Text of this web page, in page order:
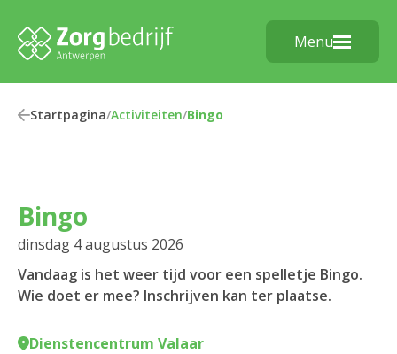
Menu
Startpagina/Activiteiten/Bingo
Bingo
dinsdag 4 augustus 2026
Vandaag is het weer tijd voor een spelletje Bingo.
Wie doet er mee? Inschrijven kan ter plaatse.
Dienstencentrum Valaar